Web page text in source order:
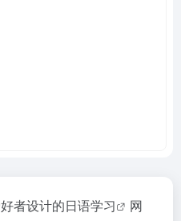
者设计的日语学习
网